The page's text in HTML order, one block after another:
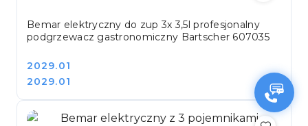
Bemar elektryczny do zup 3x 3,5l profesjonalny
podgrzewacz gastronomiczny Bartscher 607035
Cena:
2029.01
Cena:
2029.01